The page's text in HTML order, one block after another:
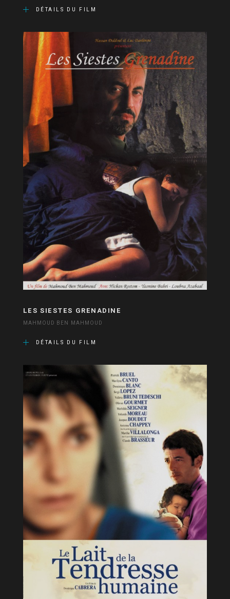
DÉTAILS DU FILM
LES SIESTES GRENADINE
MAHMOUD BEN MAHMOUD
DÉTAILS DU FILM